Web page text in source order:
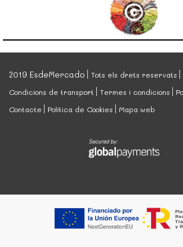
2019 EsdeMercado
Tots els drets reservats
Condicions de transport
Termes i condicions
Contacte
Política de Cookies Mapa web